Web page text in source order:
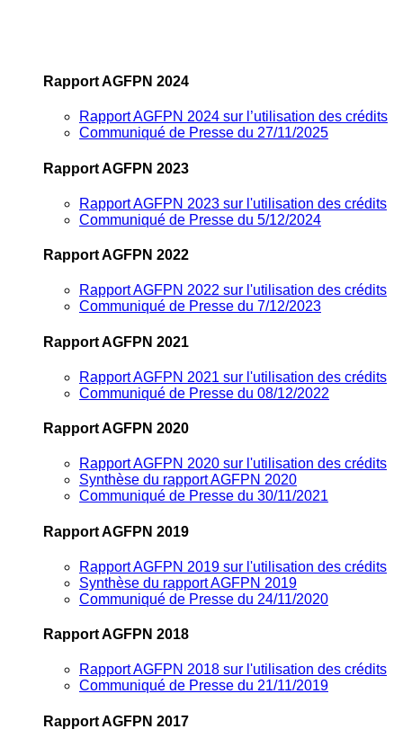
Rapport AGFPN 2024
Rapport AGFPN 2024 sur l’utilisation des crédits
Communiqué de Presse du 27/11/2025
Rapport AGFPN 2023
Rapport AGFPN 2023 sur l'utilisation des crédits
Communiqué de Presse du 5/12/2024
Rapport AGFPN 2022
Rapport AGFPN 2022 sur l'utilisation des crédits
Communiqué de Presse du 7/12/2023
Rapport AGFPN 2021
Rapport AGFPN 2021 sur l'utilisation des crédits
Communiqué de Presse du 08/12/2022
Rapport AGFPN 2020
Rapport AGFPN 2020 sur l'utilisation des crédits
Synthèse du rapport AGFPN 2020
Communiqué de Presse du 30/11/2021
Rapport AGFPN 2019
Rapport AGFPN 2019 sur l'utilisation des crédits
Synthèse du rapport AGFPN 2019
Communiqué de Presse du 24/11/2020
Rapport AGFPN 2018
Rapport AGFPN 2018 sur l'utilisation des crédits
Communiqué de Presse du 21/11/2019
Rapport AGFPN 2017